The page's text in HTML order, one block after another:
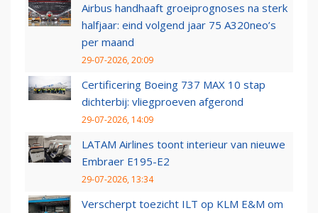
Airbus handhaaft groeiprognoses na sterk
halfjaar: eind volgend jaar 75 A320neo’s
per maand
29-07-2026, 20:09
Certificering Boeing 737 MAX 10 stap
dichterbij: vliegproeven afgerond
29-07-2026, 14:09
LATAM Airlines toont interieur van nieuwe
Embraer E195-E2
29-07-2026, 13:34
Verscherpt toezicht ILT op KLM E&M om